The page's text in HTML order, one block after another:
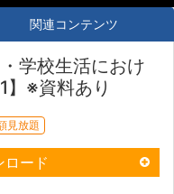
関連コンテンツ
学校生活におけ
※資料あり
見放題
ロード